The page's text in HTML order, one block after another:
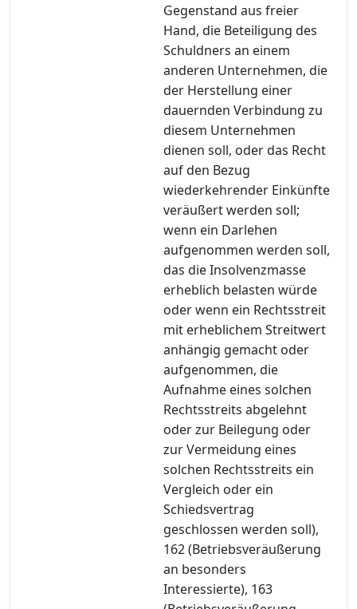
Gegenstand aus freier
Hand, die Beteiligung des
Schuldners an einem
anderen Unternehmen, die
der Herstellung einer
dauernden Verbindung zu
diesem Unternehmen
dienen soll, oder das Recht
auf den Bezug
wiederkehrender Einkünfte
veräußert werden soll;
wenn ein Darlehen
aufgenommen werden soll,
das die Insolvenzmasse
erheblich belasten würde
oder wenn ein Rechtsstreit
mit erheblichem Streitwert
anhängig gemacht oder
aufgenommen, die
Aufnahme eines solchen
Rechtsstreits abgelehnt
oder zur Beilegung oder
zur Vermeidung eines
solchen Rechtsstreits ein
Vergleich oder ein
Schiedsvertrag
geschlossen werden soll),
162 (Betriebsveräußerung
an besonders
Interessierte), 163